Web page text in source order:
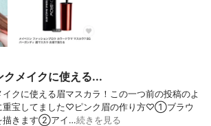
クメイクに使える...
クに使える眉マスカラ！この一つ前の投稿のよ
重宝してました♡ピンク眉の作り方♡①ブラウ
描きます②アイ…続きを見る